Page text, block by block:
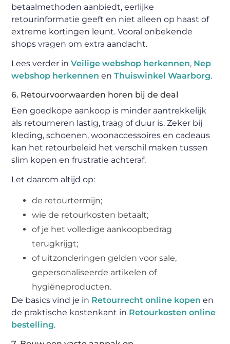
betaalmethoden aanbiedt, eerlijke
retourinformatie geeft en niet alleen op haast of
extreme kortingen leunt. Vooral onbekende
shops vragen om extra aandacht.
Lees verder inVeilige webshop herkennen, Nep
webshop herkennen enThuiswinkel Waarborg.
6. Retourvoorwaarden horen bij de deal
Een goedkope aankoop is minder aantrekkelijk
als retourneren lastig, traag of duur is. Zeker bij
kleding, schoenen, woonaccessoires en cadeaus
kan het retourbeleid het verschil maken tussen
slim kopen en frustratie achteraf.
Let daarom altijd op:
de retourtermijn;
wie de retourkosten betaalt;
of je het volledige aankoopbedrag
terugkrijgt;
of uitzonderingen gelden voor sale,
gepersonaliseerde artikelen of
hygiëneproducten.
De basics vind je in Retourrecht online kopen en
de praktische kostenkant in Retourkosten online
bestelling.